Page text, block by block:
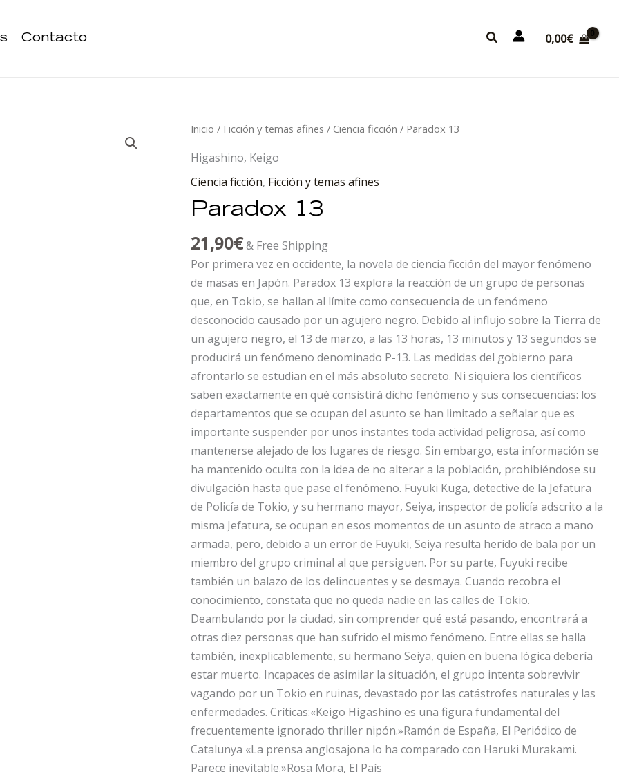
Contacto Buscar 0,00€
Inicio / Ficción y temas afines / Ciencia ficción / Paradox 13
Higashino, Keigo
Ciencia ficción, Ficción y temas afines
Paradox 13
21,90€& Free Shipping
Por primera vez en occidente, la novela de ciencia ficción del mayor fenómeno
de masas en Japón. Paradox 13 explora la reacción de un grupo de personas
que, en Tokio, se hallan al límite como consecuencia de un fenómeno
desconocido causado por un agujero negro. Debido al influjo sobre la Tierra de
un agujero negro, el 13 de marzo, a las 13 horas, 13 minutos y 13 segundos se
producirá un fenómeno denominado P-13. Las medidas del gobierno para
afrontarlo se estudian en el más absoluto secreto. Ni siquiera los científicos
saben exactamente en qué consistirá dicho fenómeno y sus consecuencias: los
departamentos que se ocupan del asunto se han limitado a señalar que es
importante suspender por unos instantes toda actividad peligrosa, así como
mantenerse alejado de los lugares de riesgo. Sin embargo, esta información se
ha mantenido oculta con la idea de no alterar a la población, prohibiéndose su
divulgación hasta que pase el fenómeno. Fuyuki Kuga, detective de la Jefatura
de Policía de Tokio, y su hermano mayor, Seiya, inspector de policía adscrito a la
misma Jefatura, se ocupan en esos momentos de un asunto de atraco a mano
armada, pero, debido a un error de Fuyuki, Seiya resulta herido de bala por un
miembro del grupo criminal al que persiguen. Por su parte, Fuyuki recibe
también un balazo de los delincuentes y se desmaya. Cuando recobra el
conocimiento, constata que no queda nadie en las calles de Tokio.
Deambulando por la ciudad, sin comprender qué está pasando, encontrará a
otras diez personas que han sufrido el mismo fenómeno. Entre ellas se halla
también, inexplicablemente, su hermano Seiya, quien en buena lógica debería
estar muerto. Incapaces de asimilar la situación, el grupo intenta sobrevivir
vagando por un Tokio en ruinas, devastado por las catástrofes naturales y las
enfermedades. Críticas:«Keigo Higashino es una figura fundamental del
frecuentemente ignorado thriller nipón.»Ramón de España, El Periódico de
Catalunya «La prensa anglosajona lo ha comparado con Haruki Murakami.
Parece inevitable.»Rosa Mora, El País
Paradox
cantidad